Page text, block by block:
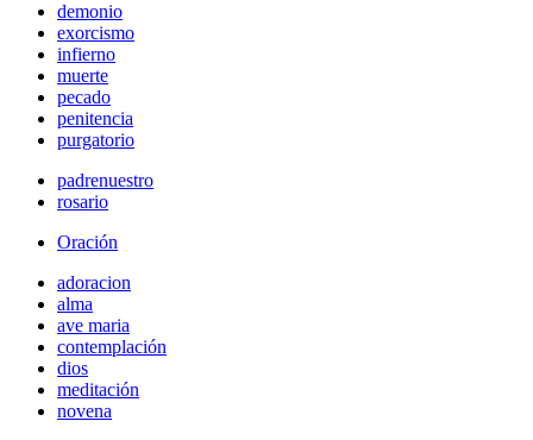
demonio
exorcismo
infierno
muerte
pecado
penitencia
purgatorio
padrenuestro
rosario
Oración
adoracion
alma
ave maria
contemplación
dios
meditación
novena